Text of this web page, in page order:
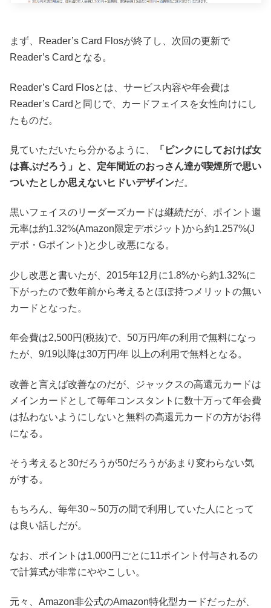
まず、Reader’s Card Flosが終了し、次回の更新で
Reader’s Cardとなる。
Reader’s Card Flosとは、サービス内容や年会費は
Reader’s Cardと同じで、カードフェイスを女性向けにし
たものだ。
見ていただいたら分かるように、
「ピンクにしておけば女
は喜ぶだろう」と、定年間近のおっさん達が喫煙所で思い
ついたとしか思えないヒドいデザインだ。
黒いフェイスのリーダーズカードは継続だが、ポイント還
元率は約1.32%(Amazon限定デポジット)から約1.257%(J
デポ・Gポイント)と少し改悪になる。
少し改悪と書いたが、2015年12月に1.8%から約1.32%に
下がったので数年前から考えるとほぼ持つメリットの無い
カードとなった。
年会費は2,500円(税抜)で、50万円/年の利用で無料になっ
たが、9/19以降は30万円/年 以上の利用で無料となる。
改善と言えば改善なのだが、ジャックスの高還元カードは
メインカードとして毎年コンスタントに数十万って年会費
は払わないようにしないと無料の高還元カードの方がお得
になる。
そう考えると30だろうが50だろうがあまり変わらない気
がする。
もちろん、毎年30～50万の間で利用していた人にとって
は良い話しだが。
なお、ポイントは1,000円ごとに11ポイント付与されるの
で計算式が非常にややこしい。
元々、Amazon非公式のAmazon特化型カードだったが、